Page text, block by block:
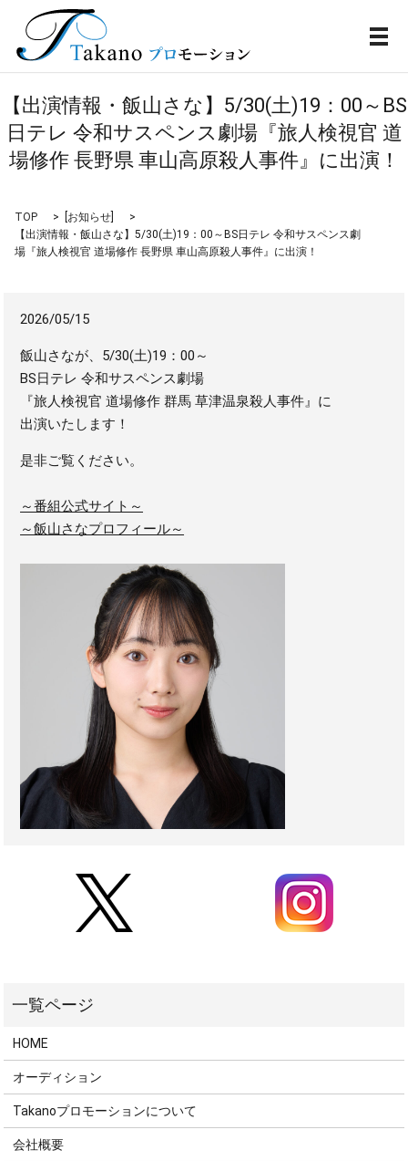
メ
【出演情報・飯山さな】5/30(土)19：00～BS
日テレ 令和サスペンス劇場『旅人検視官 道
場修作 長野県 車山高原殺人事件』に出演！
TOP お知らせ
【出演情報・飯山さな】5/30(土)19：00～BS日テレ 令和サスペンス劇
場『旅人検視官 道場修作 長野県 車山高原殺人事件』に出演！
2026/05/15
飯山さなが、5/30(土)19：00～
BS日テレ 令和サスペンス劇場
『旅人検視官 道場修作 群馬 草津温泉殺人事件』に
出演いたします！
是非ご覧ください。
～番組公式サイト～
～飯山さなプロフィール～
HOME
オーディション
Takanoプロモーションについて
会社概要